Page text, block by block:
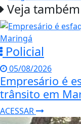
Veja também
Policial
05/08/2026
Empresário é
trânsito em
ACESSAR